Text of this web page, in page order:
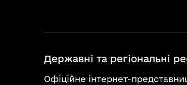
Державні та регіональні
Офіційне інтернет-